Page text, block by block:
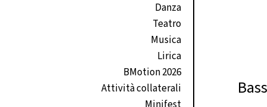
Danza
Teatro
Musica
Lirica
BMotion 2026
Attività collaterali